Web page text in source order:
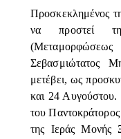
Προσκεκλημένος
να προστεί
Σεβασμιώτατος
μετέβει, ως
και 24 Αυγούστου.
του
της Ιεράς Μονής